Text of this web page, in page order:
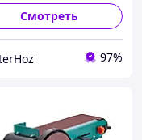
Смотреть
97%